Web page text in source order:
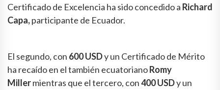
Certificado de Excelencia ha sido concedido a Richard
Capa,participante de Ecuador.
El segundo, con 600 USDy un Certificado de Mérito
ha recaído en el también ecuatorianoRomy
Millermientras que el tercero, con400 USDy un